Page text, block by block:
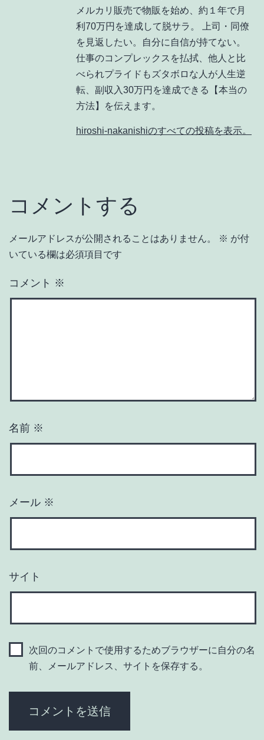
メルカリ販売で物販を始め、約１年で月
利70万円を達成して脱サラ。 上司・同僚
を見返したい。自分に自信が持てない。
仕事のコンプレックスを払拭、他人と比
べられプライドもズタボロな人が人生逆
転、副収入30万円を達成できる【本当の
方法】を伝えます。
hiroshi-nakanishiのすべての投稿を表示。
コメントする
メールアドレスが公開されることはありません。 ※ が付
いている欄は必須項目です
コメント ※
名前 ※
メール ※
サイト
次回のコメントで使用するためブラウザーに自分の名
前、メールアドレス、サイトを保存する。